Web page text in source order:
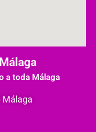
a toda Málaga
Málaga